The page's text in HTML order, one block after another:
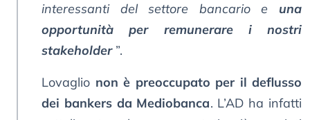
interessanti del settore bancario e una
opportunità per remunerare i nostri
stakeholder ”.
Lovaglio non è preoccupato per il deflusso
dei bankers da Mediobanca. L’AD ha infatti